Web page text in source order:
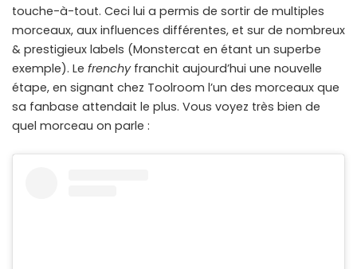
touche-à-tout. Ceci lui a permis de sortir de multiples
morceaux, aux influences différentes, et sur de nombreux
& prestigieux labels (Monstercat en étant un superbe
exemple). Le frenchyfranchit aujourd’hui une nouvelle
étape, en signant chez Toolroom l’un des morceaux que
sa fanbase attendait le plus. Vous voyez très bien de
quel morceau on parle :